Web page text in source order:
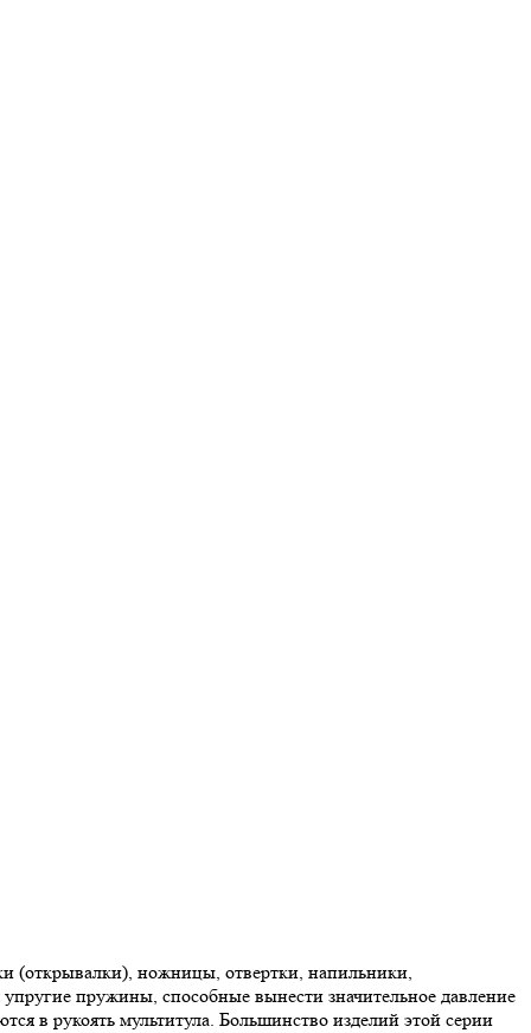
(открывалки), ножницы, отвертки, напильники,
пружины, способные вынести значительное давление
в рукоять мультитула. Большинство изделий этой серии